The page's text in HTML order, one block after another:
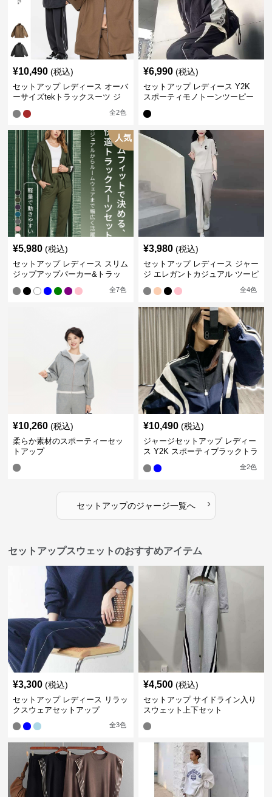
¥10,490 (税込)
セットアップ レディース オーバ
ーサイズtekトラックスーツ ジ
全2色
¥6,990 (税込)
セットアップ レディース Y2K
スポーティモノトーンツーピー
人気
¥5,980 (税込)
セットアップ レディース スリム
ジップアップパーカー&トラッ
全7色
¥3,980 (税込)
セットアップ レディース ジャー
ジ エレガントカジュアル ツーピ
全4色
¥10,260 (税込)
柔らか素材のスポーティーセッ
トアップ
¥10,490 (税込)
ジャージセットアップ レディー
ス Y2K スポーティブラックトラ
全2色
セットアップのジャージ一覧へ ›
セットアップスウェットのおすすめアイテム
¥3,300 (税込)
セットアップ レディース リラッ
クスウェアセットアップ
全3色
¥4,500 (税込)
セットアップ サイドライン入り
スウェット上下セット